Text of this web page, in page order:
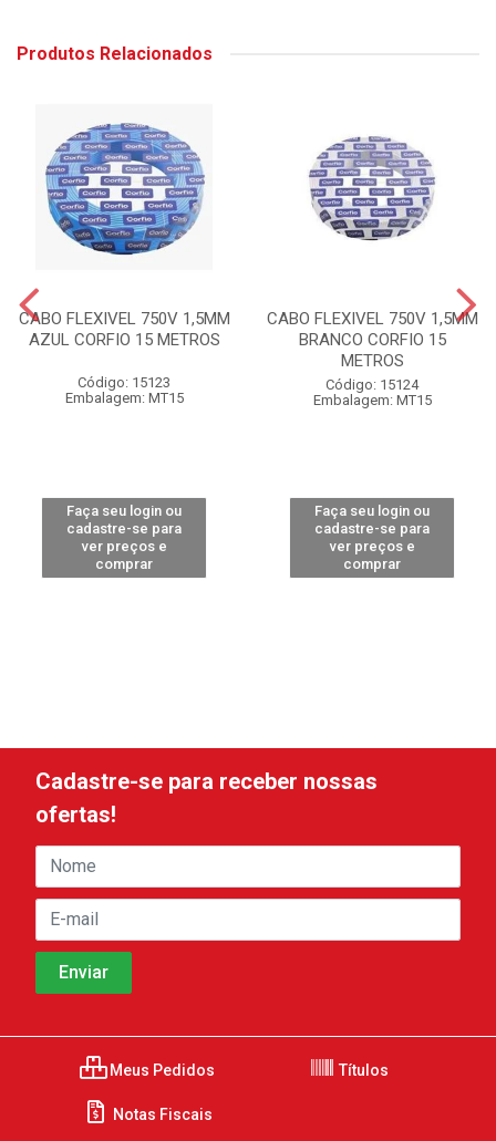
Produtos Relacionados
CABO FLEXIVEL 750V 1,5MM
AZUL CORFIO 15 METROS
Código: 15123
Embalagem: MT15
Faça seu login ou
cadastre-se para
ver preços e
comprar
CABO FLEXIVEL 750V 1,5MM
BRANCO CORFIO 15
METROS
Código: 15124
Embalagem: MT15
Faça seu login ou
cadastre-se para
ver preços e
comprar
Cadastre-se para receber nossas
ofertas!
Meus Pedidos Títulos
Notas Fiscais